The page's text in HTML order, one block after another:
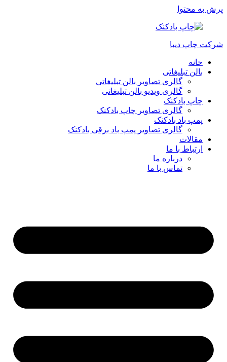
پرش به محتوا
شرکت چاپ دیبا
خانه
بالن تبلیغاتی
گالری تصاویر بالن تبلیغاتی
گالری ویدیو بالن تبلیغاتی
چاپ بادکنک
گالری تصاویر چاپ بادکنک
پمپ باد بادکنک
گالری تصاویر پمپ باد برقی بادکنک
مقالات
ارتباط با ما
درباره ما
تماس با ما